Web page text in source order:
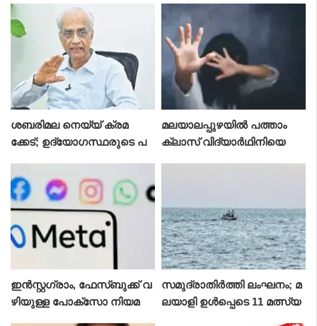
ഹംസ നാസറിന് രണ്ട് വർഷ
ത്തെ വിലക്ക്
ശബരിമല നെയ്യ് ക്രമ
ക്കേട്; ഉദ്യോഗസ്ഥരുടെ പ
ണം നടത്തുമെന്ന് ദേവസ്വം
ബോർഡ്
മലയാലപ്പുഴയിൽ പത്താം
ക്ലാസ് വിദ്യാർഥിനിയെ
ഇൻസ്റ്റഗ്രാം, ഫേസ്ബുക്ക് വ
ഴിയുള്ള പോക്‌സോ നിയമ
സമുദ്രാതിർത്തി ലംഘനം; മ
ലയാളി ഉൾപ്പെടെ 11 മത്സ്യ